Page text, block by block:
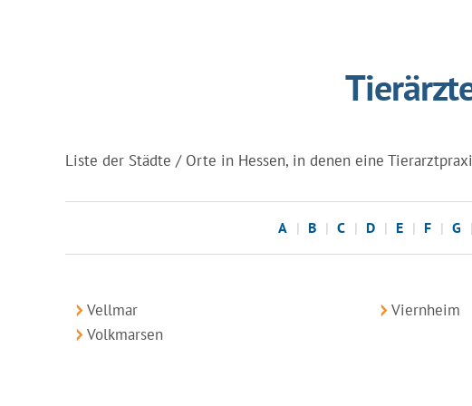
Liste der Städte / Orte in Hessen, in denen eine
A B C D E F G
Vellmar Viernheim
Volkmarsen